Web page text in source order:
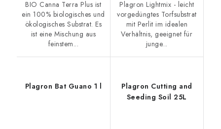
BIO Canna Terra Plus ist
ein 100% biologisches und
ökologisches Substrat. Es
ist eine Mischung aus
feinstem...
Plagron Lightmix - leicht
vorgedüngtes Torfsubstrat
mit Perlit im idealen
Verhältnis, geeignet für
junge...
Plagron Bat Guano 1 l
Plagron Cutting and
Seeding Soil 25L